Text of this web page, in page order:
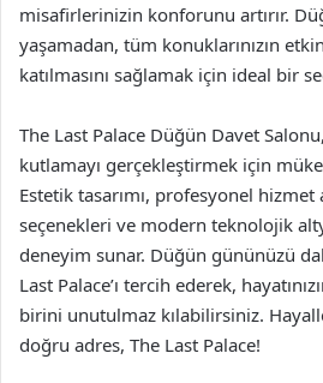
misafirlerinizin konforunu artırır.
yaşamadan, tüm konuklarınızın
katılmasını sağlamak için ideal bir
The Last Palace Düğün Davet
kutlamayı gerçekleştirmek için
Estetik tasarımı, profesyonel hizmet
seçenekleri ve modern teknolojik
deneyim sunar. Düğün gününüzü
Last Palace’ı tercih ederek,
birini unutulmaz kılabilirsiniz.
doğru adres, The Last Palace!